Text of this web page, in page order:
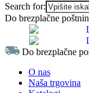
Search for:
Do brezplačne
Do brezplačne
O nas
Naša trgovina